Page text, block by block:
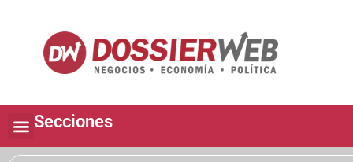
Secciones